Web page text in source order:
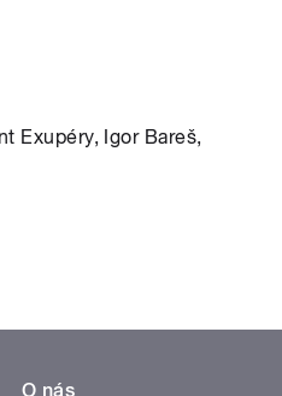
Exupéry, Igor Bareš,
O nás